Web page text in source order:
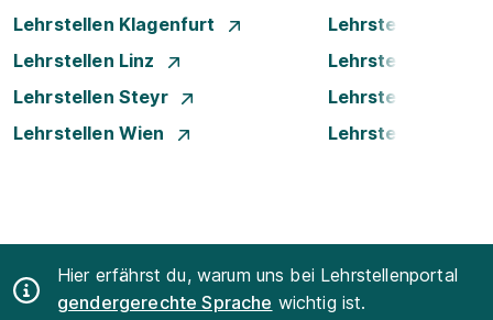
Lehrstellen Klagenfurt
Lehrstellen
Lehrstellen Linz
Lehrstellen
Lehrstellen Steyr
Lehrstellen Traun
Lehrstellen Wien
Lehrstellen
Hier erfährst du, warum uns bei Lehrstellenportal
gendergerechte Sprache wichtig ist.